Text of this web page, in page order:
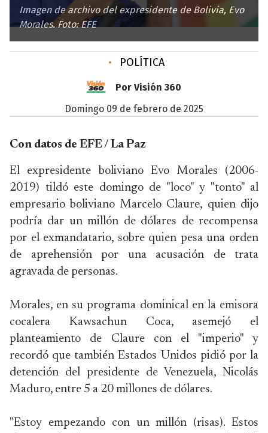
Imagen de archivo del expresidente de Bolivia, Evo
Morales. Foto: EFE
• POLÍTICA
Por Visión 360
domingo 09 de febrero de 2025
Con datos de EFE / La Paz
El expresidente boliviano Evo Morales (2006-
2019) tildó este domingo de "loco" y "tonto" al
empresario boliviano Marcelo Claure, quien dijo
podría dar un millón de dólares de recompensa
por el exmandatario, sobre quien pesa una orden
de aprehensión por una acusación de trata
agravada de personas.
Morales, en su programa dominical en la emisora
cocalera Kawsachun Coca, asemejó el
planteamiento de Claure con el "imperio" y
recordó que también Estados Unidos pidió por la
detención del presidente de Venezuela, Nicolás
Maduro, entre 5 a 20 millones de dólares.
"Estoy empezando con un millón (risas). Estos